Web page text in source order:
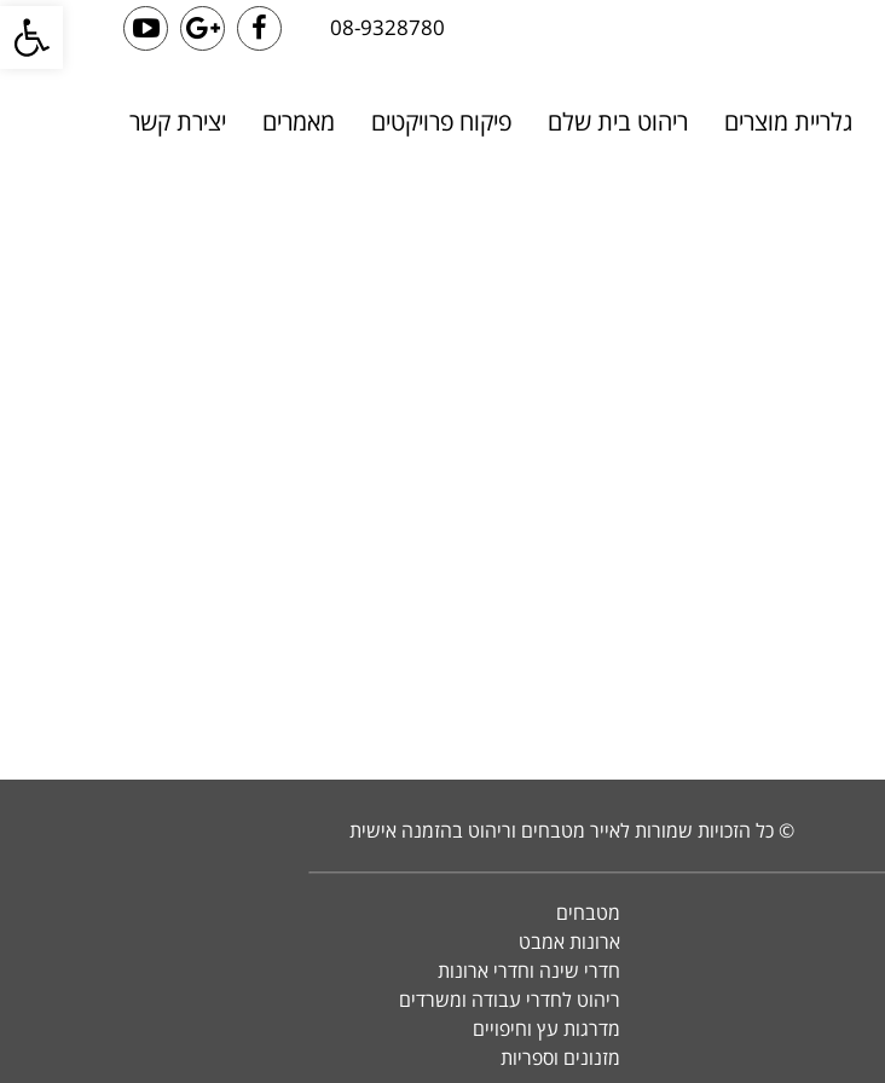
פתח 08-9328780
Facebook
Google+
YouTube
גלריית מוצרים ריהוט בית שלם פיקוח פרויקטים מאמרים יצירת קשר
© כל הזכויות שמורות לאייר מטבחים וריהוט בהזמנה אישית
מטבחים
ארונות אמבט
חדרי שינה וחדרי ארונות
ריהוט לחדרי עבודה ומשרדים
מדרגות עץ וחיפויים
מזנונים וספריות